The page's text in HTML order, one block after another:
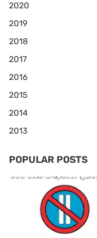
2020
2019
2018
2017
2016
2015
2014
2013
POPULAR POSTS